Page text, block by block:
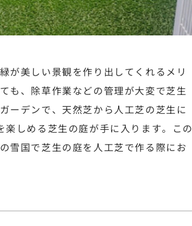
が美しい景観を作り出してくれるメリ
も、除草作業などの管理が大変で芝生
ーデンで、天然芝から人工芝の芝生に
しめる芝生の庭が手に入ります。この
雪国で芝生の庭を人工芝で作る際にお